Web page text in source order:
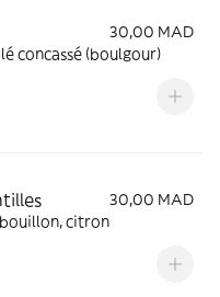
30,00 MAD
concassé (boulgour)
30,00 MAD
citron